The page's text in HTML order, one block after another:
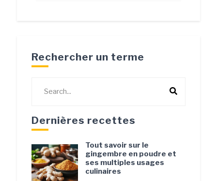
Rechercher un terme
Dernières recettes
Tout savoir sur le
gingembre en poudre et
ses multiples usages
culinaires